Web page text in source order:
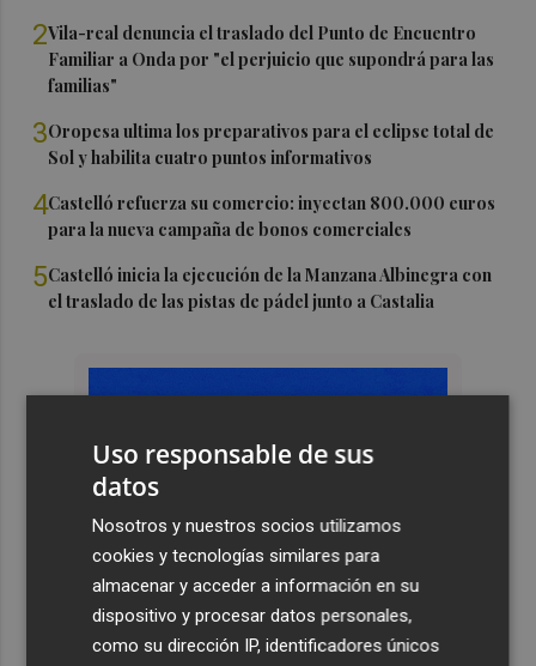
2Vila-real denuncia el traslado del Punto de Encuentro
Familiar a Onda por "el perjuicio que supondrá para las
familias"
3Oropesa ultima los preparativos para el eclipse total de
Sol y habilita cuatro puntos informativos
4Castelló refuerza su comercio: inyectan 800.000 euros
para la nueva campaña de bonos comerciales
5Castelló inicia la ejecución de la Manzana Albinegra con
el traslado de las pistas de pádel junto a Castalia
Uso responsable de sus
datos
Nosotros y nuestros socios utilizamos
cookies y tecnologías similares para
almacenar y acceder a información en su
dispositivo y procesar datos personales,
como su dirección IP, identificadores únicos